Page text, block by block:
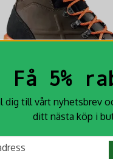
Crispi Valdres GTX: Lätt och
jaktkänga. GORE-TEX, nubuck
Få 5%
dig till vårt nyhetsbrev
ditt nästa köp i